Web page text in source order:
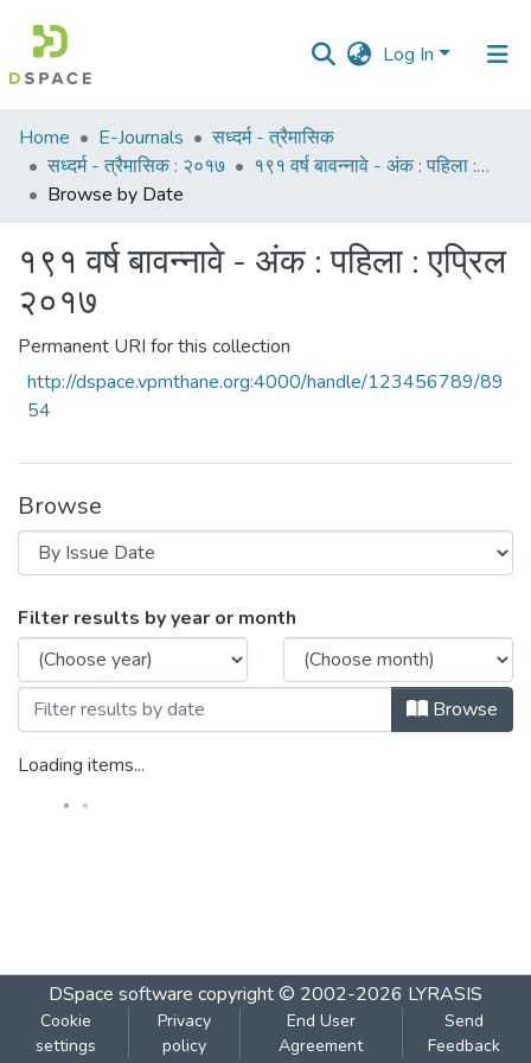
Log In
Communities
&
Collections
All of DSpace
Home E-Journals
सध्दर्म - त्रैमासिक
सध्दर्म - त्रैमासिक : २०१७
१९१ वर्ष बावन्नावे - अंक : पहिला : एप्रिल २०१७
Browse by Date
१९१ वर्ष बावन्नावे - अंक : पहिला : एप्रिल
२०१७
Permanent URI for this collection
http://dspace.vpmthane.org:4000/handle/123456789/89
54
Browse
Browsing १९१ वर्ष बावन्नावे - अंक : पहिला :
Filter results by year or month
Browse
Loading items...
DSpace software copyright © 2002-2026 LYRASIS
Cookie
settings
Privacy
policy
End User
Agreement
Send
Feedback